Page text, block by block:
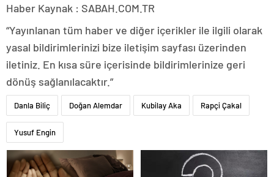
Haber Kaynak : SABAH.COM.TR
“Yayınlanan tüm haber ve diğer içerikler ile ilgili olarak
yasal bildirimlerinizi bize iletişim sayfası üzerinden
iletiniz. En kısa süre içerisinde bildirimlerinize geri
dönüş sağlanılacaktır.”
Danla Biliç Doğan Alemdar Kubilay Aka Rapçi Çakal
Yusuf Engin